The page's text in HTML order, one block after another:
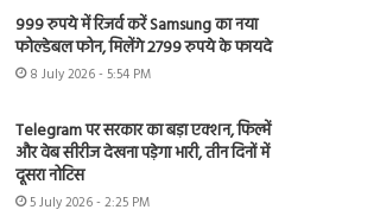
999 रुपये में रिजर्व करें Samsung का नया
फोल्डेबल फोन, मिलेंगे 2799 रुपये के फायदे
8 July 2026 - 5:54 PM
Telegram पर सरकार का बड़ा एक्शन, फिल्में
और वेब सीरीज देखना पड़ेगा भारी, तीन दिनों में
दूसरा नोटिस
5 July 2026 - 2:25 PM